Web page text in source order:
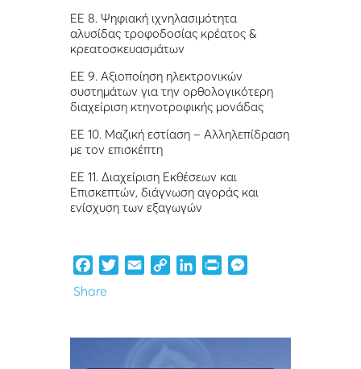
EE 8. Ψηφιακή ιχνηλασιμότητα
αλυσίδας τροφοδοσίας κρέατος &
κρεατοσκευασμάτων
ΕΕ 9. Αξιοποίηση ηλεκτρονικών
συστημάτων για την ορθολογικότερη
διαχείριση κτηνοτροφικής μονάδας
ΕΕ 10. Μαζική εστίαση – Αλληλεπίδραση
με τον επισκέπτη
ΕΕ 11. Διαχείριση Εκθέσεων και
Επισκεπτών, διάγνωση αγοράς και
ενίσχυση των εξαγωγών
FacebookTwitterEmail Copy
LinkedIn
Print
Share